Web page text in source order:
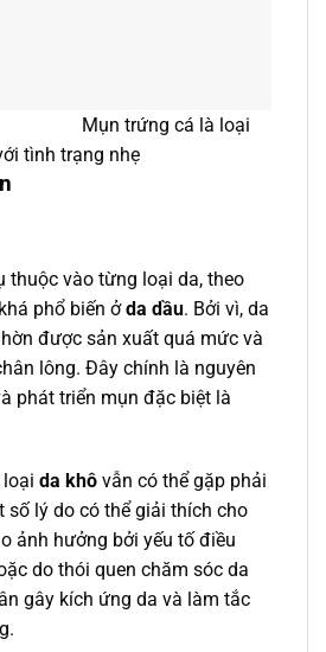
cá là loại
tình trạng nhẹ
thuộc vào từng loại da, theo
phổ biến ởda dầu. Bởi vì, da
được sản xuất quá mức và
lông. Đây chính là nguyên
phát triển mụn đặc biệt là
loại da khô vẫn có thể gặp phải
số lý do có thể giải thích cho
ảnh hưởng bởi yếu tố điều
do thói quen chăm sóc da
gây kích ứng da và làm tắc